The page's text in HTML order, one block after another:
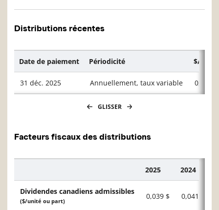
Distributions récentes
Date de paiement Périodicité $/
31 déc. 2025 Annuellement, taux variable
GLISSER
Facteurs fiscaux des distributions
2025 2024
Dividendes canadiens admissibles
($/unité ou part)
0,039 $ 0,041 $